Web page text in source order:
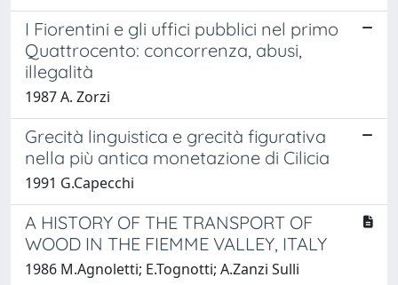
I Fiorentini e gli uffici pubblici nel primo
Quattrocento: concorrenza, abusi,
illegalità
1987 A. Zorzi
Grecità linguistica e grecità figurativa
nella più antica monetazione di Cilicia
1991 G.Capecchi
A HISTORY OF THE TRANSPORT OF
WOOD IN THE FIEMME VALLEY, ITALY
1986 M.Agnoletti; E.Tognotti; A.Zanzi Sulli